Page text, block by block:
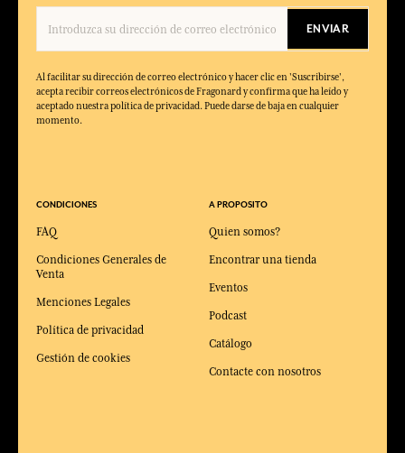
ENVIAR
Al facilitar su dirección de correo electrónico y hacer clic en 'Suscribirse',
acepta recibir correos electrónicos de Fragonard y confirma que ha leído y
aceptado nuestra política de privacidad. Puede darse de baja en cualquier
momento.
CONDICIONES
FAQ
Condiciones Generales de
Venta
Menciones Legales
Política de privacidad
Gestión de cookies
A PROPOSITO
Quien somos?
Encontrar una tienda
Eventos
Podcast
Catálogo
Contacte con nosotros